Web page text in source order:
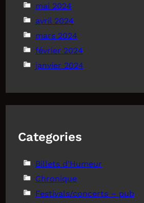
mai 2024
avril 2024
mars 2024
février 2024
janvier 2024
Categories
Billets d'Humeur
Chronique
Festivals/concerts – pub